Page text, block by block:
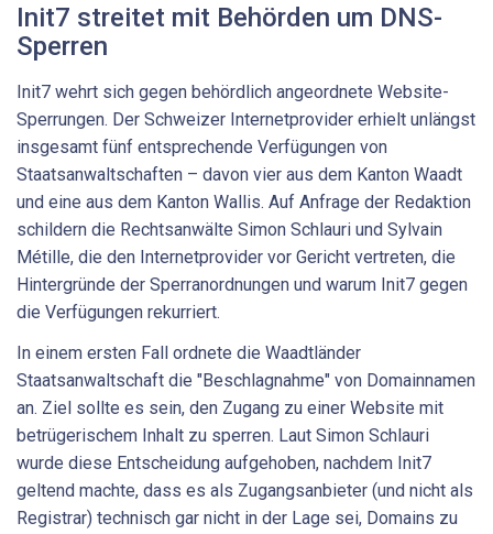
Init7 streitet mit Behörden um DNS-
Sperren
Init7 wehrt sich gegen behördlich angeordnete Website-
Sperrungen. Der Schweizer Internetprovider erhielt unlängst
insgesamt fünf entsprechende Verfügungen von
Staatsanwaltschaften – davon vier aus dem Kanton Waadt
und eine aus dem Kanton Wallis. Auf Anfrage der Redaktion
schildern die Rechtsanwälte Simon Schlauri und Sylvain
Métille, die den Internetprovider vor Gericht vertreten, die
Hintergründe der Sperranordnungen und warum Init7 gegen
die Verfügungen rekurriert.
In einem ersten Fall ordnete die Waadtländer
Staatsanwaltschaft die "Beschlagnahme" von Domainnamen
an. Ziel sollte es sein, den Zugang zu einer Website mit
betrügerischem Inhalt zu sperren. Laut Simon Schlauri
wurde diese Entscheidung aufgehoben, nachdem Init7
geltend machte, dass es als Zugangsanbieter (und nicht als
Registrar) technisch gar nicht in der Lage sei, Domains zu